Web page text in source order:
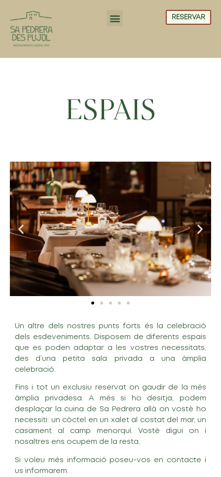
RESERVAR
ESPAIS
Un altre dels nostres punts forts és la celebració
dels esdeveniments. Disposem de diferents espais
que es poden adaptar a les vostres necessitats,
des d’una petita sala privada a una àmplia
celebració.
Fins i tot un exclusiu reservat on gaudir de la més
àmplia privadesa. A més si ho desitja, podem
desplaçar la cuina de Sa Pedrera allà on vostè ho
necessiti: un còctel en un xalet al costat del mar, un
casament al camp menorquí. Vostè digui on i
nosaltres ens ocupem de la resta.
Si voleu més informació poseu-vos en contacte i
us informarem.